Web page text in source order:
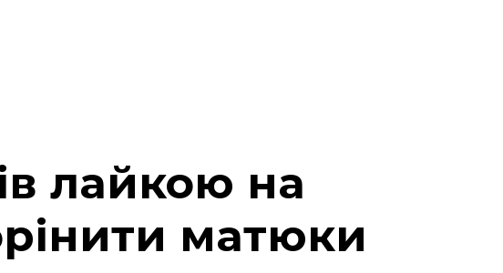
лайкою на
матюки